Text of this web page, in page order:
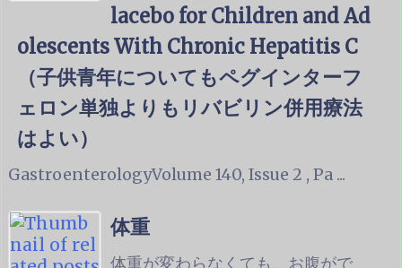
lacebo for Children and Ad
olescents With Chronic Hepatitis C
（子供青年についてもペグインターフ
ェロン単独よりもリバビリン併用療法
はよい）
GastroenterologyVolume 140, Issue 2 , Pa ...
体重
体重が変わらなくても、お腹がで